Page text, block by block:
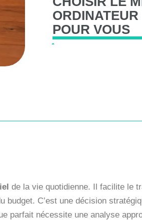
ORDINATEUR
POUR VOUS
de la vie quotidienne. Il facilite le
budget. C’est une décision
parfait nécessite une analyse